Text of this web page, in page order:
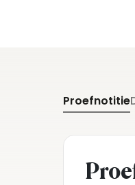
Proefnotitie